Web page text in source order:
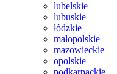
lubelskie
lubuskie
łódzkie
małopolskie
mazowieckie
opolskie
podkarpackie